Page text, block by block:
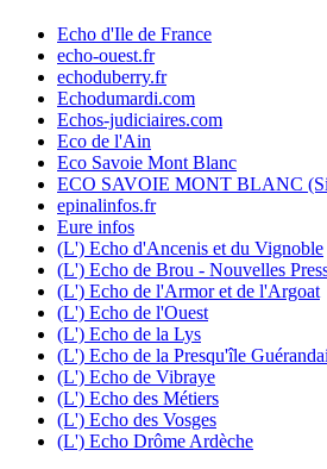
Echo d'Ile de France
echo-ouest.fr
echoduberry.fr
Echodumardi.com
Echos-judiciaires.com
Eco de l'Ain
Eco Savoie Mont Blanc
ECO SAVOIE MONT BLANC
epinalinfos.fr
Eure infos
(L') Echo d'Ancenis et du Vignoble
(L') Echo de Brou - Nouvelles
(L') Echo de l'Armor et de l'Argoat
(L') Echo de l'Ouest
(L') Echo de la Lys
(L') Echo de la Presqu'île
(L') Echo de Vibraye
(L') Echo des Métiers
(L') Echo des Vosges
(L') Echo Drôme Ardèche